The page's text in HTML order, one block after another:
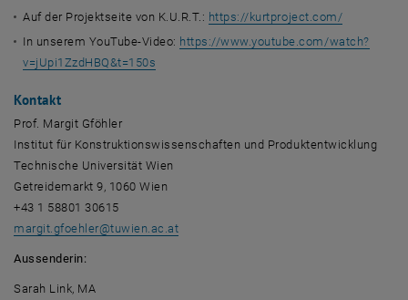
Auf der Projektseite von K.U.R.T.: https://kurtproject.com/
In unserem YouTube-Video: https://www.youtube.com/watch?
v=jUpi1ZzdHBQ&t=150s
Kontakt
Prof. Margit Gföhler
Institut für Konstruktionswissenschaften und Produktentwicklung
Technische Universität Wien
Getreidemarkt 9, 1060 Wien
+43 1 58801 30615
margit.gfoehler@tuwien.ac.at
Aussenderin:
Sarah Link, MA